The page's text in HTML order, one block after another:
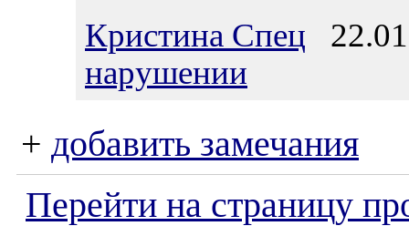
Кристина Спец
нарушении
+ добавить замечания
Перейти на страницу